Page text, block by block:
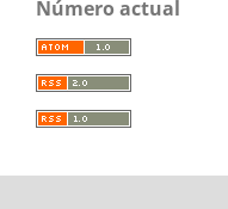
Número actual